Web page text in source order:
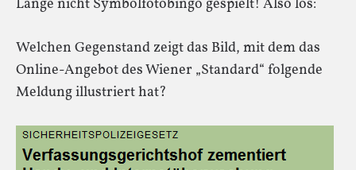
Lange nicht Symbolfotobingo gespielt! Also los:
Welchen Gegenstand zeigt das Bild, mit dem das
Online-Angebot des Wiener „Standard“ folgende
Meldung illustriert hat?